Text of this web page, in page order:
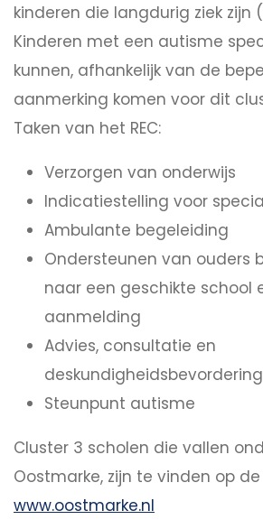
kinderen die langdurig ziek zijn
Kinderen met een autisme
kunnen, afhankelijk van de
aanmerking komen voor dit
Taken van het REC:
Verzorgen van onderwijs
Indicatiestelling voor
Ambulante begeleiding
Ondersteunen van ouders
naar een geschikte school
aanmelding
Advies, consultatie en
deskundigheidsbevordering
Steunpunt autisme
Cluster 3 scholen die vallen
Oostmarke, zijn te vinden op
www.oostmarke.nl